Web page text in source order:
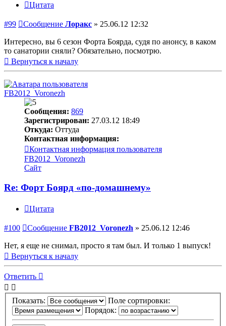
Цитата
#99 Сообщение Лоракс » 25.06.12 12:32
Интересно, вы 6 сезон Форта Боярда, судя по анонсу, в каком
то санатории сняли? Обязательно, посмотрю.
Вернуться к началу
FB2012_Voronezh
Сообщения: 869
Зарегистрирован: 27.03.12 18:49
Откуда: Оттуда
Контактная информация:
Контактная информация пользователя
FB2012_Voronezh
Сайт
Re: Форт Боярд «по-домашнему»
Цитата
#100 Сообщение FB2012_Voronezh » 25.06.12 12:46
Нет, я еще не снимал, просто я там был. И только 1 выпуск!
Вернуться к началу
Ответить
Показать:
Поле сортировки:
Порядок: